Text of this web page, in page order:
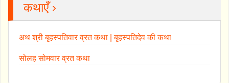
कथाएँ ›
अथ श्री बृहस्पतिवार व्रत कथा | बृहस्पतिदेव की कथा
सोलह सोमवार व्रत कथा